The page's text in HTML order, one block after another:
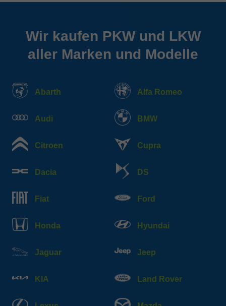
Wir kaufen PKW und LKW
aller Marken und Modelle
Abarth Alfa Romeo
Audi BMW
Citroen Cupra
Dacia DS
Fiat Ford
Honda Hyundai
Jaguar Jeep
KIA Land Rover